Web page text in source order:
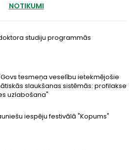
NOTIKUMI
studiju programmās
tesmeņa veselību ietekmējošie
slaukšanas sistēmās: profilakse
uzlabošana"
iespēju festivālā "Kopums"